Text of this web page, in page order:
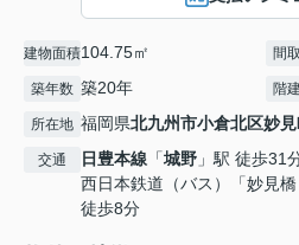
建物面積104.75㎡ 間
築年数 築20年 階
所在地 福岡県北九州市小倉北区妙
交通 日豊本線 「城野 」駅 徒歩31
西日本鉄道（バス）「妙見
徒歩8分